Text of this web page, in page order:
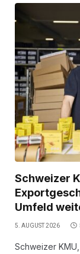
Schweizer
Umfeld
5. AUGUST 2026
Schweizer